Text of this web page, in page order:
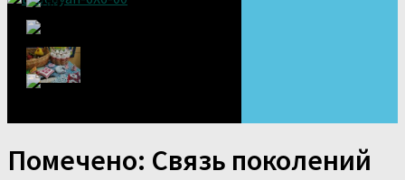
Помечено: Связь поколений